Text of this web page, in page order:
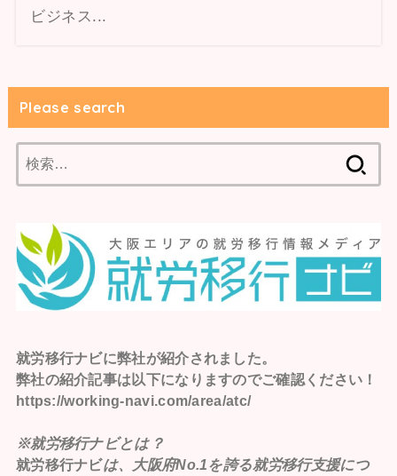
ビジネス...
Please search
索:
就労移行ナビに弊社が紹介されました。
弊社の紹介記事は以下になりますのでご確認ください！
https://working-navi.com/area/atc/
※就労移行ナビとは？
就労移行ナビは、大阪府No.1を誇る就労移行支援につ